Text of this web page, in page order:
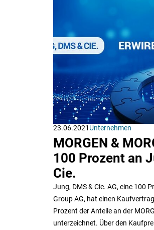
23.06.2021 Unternehmen
MORGEN &
100 Prozent an
Cie.
Jung, DMS & Cie. AG, eine 100
Group AG, hat einen
Prozent der Anteile an der
unterzeichnet. Über den